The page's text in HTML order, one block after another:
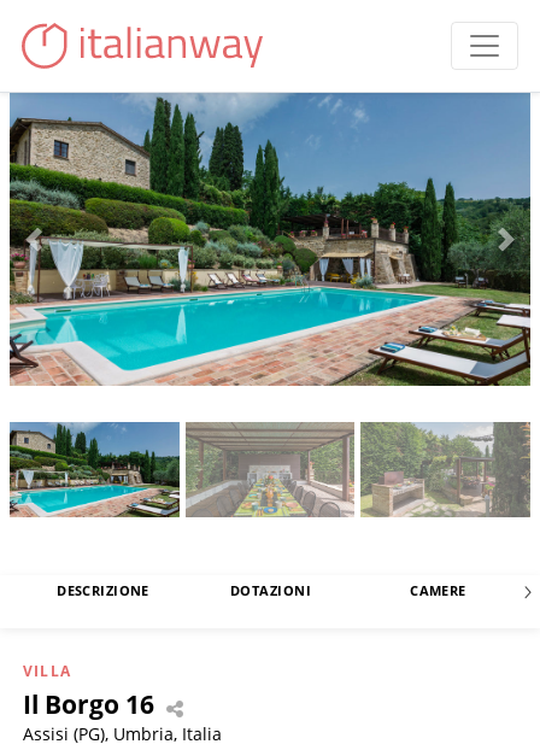
DESCRIZIONE DOTAZIONI CAMERE
VILLA
Il Borgo 16
Assisi (PG), Umbria, Italia